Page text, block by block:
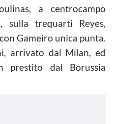
a centrocampo
sulla trequarti Reyes,
Gameiro unica punta.
arrivato dal Milan, ed
prestito dal Borussia